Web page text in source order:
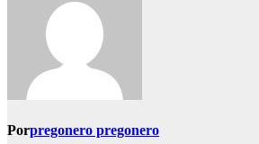
Porpregonero pregonero